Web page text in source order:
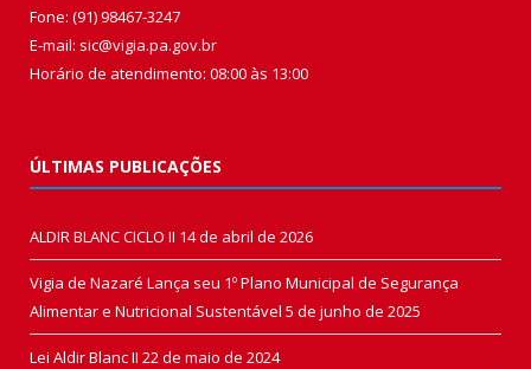
Fone: (91) 98467-3247
E-mail: sic@vigia.pa.gov.br
Horário de atendimento: 08:00 às 13:00
ÚLTIMAS PUBLICAÇÕES
ALDIR BLANC CICLO II 14 de abril de 2026
Vigia de Nazaré Lança seu 1º Plano Municipal de Segurança
Alimentar e Nutricional Sustentável 5 de junho de 2025
Lei Aldir Blanc II 22 de maio de 2024